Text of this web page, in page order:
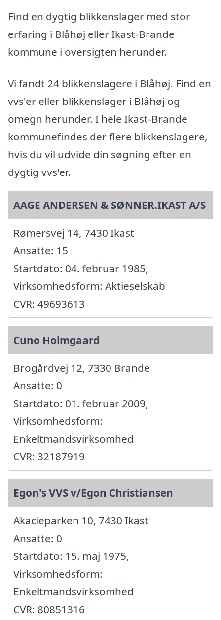
Find en dygtig blikkenslager med stor
erfaring i Blåhøj eller Ikast-Brande
kommune i oversigten herunder.
Vi fandt 24 blikkenslagere i Blåhøj. Find en
vvs'er eller blikkenslager i Blåhøj og
omegn herunder. I hele Ikast-Brande
kommunefindes der flere blikkenslagere,
hvis du vil udvide din søgning efter en
dygtig vvs'er.
AAGE ANDERSEN & SØNNER.IKAST A/S
Rømersvej 14, 7430 Ikast
Ansatte: 15
Startdato: 04. februar 1985,
Virksomhedsform: Aktieselskab
CVR: 49693613
Cuno Holmgaard
Brogårdvej 12, 7330 Brande
Ansatte: 0
Startdato: 01. februar 2009,
Virksomhedsform:
Enkeltmandsvirksomhed
CVR: 32187919
Egon's VVS v/Egon Christiansen
Akacieparken 10, 7430 Ikast
Ansatte: 0
Startdato: 15. maj 1975,
Virksomhedsform:
Enkeltmandsvirksomhed
CVR: 80851316